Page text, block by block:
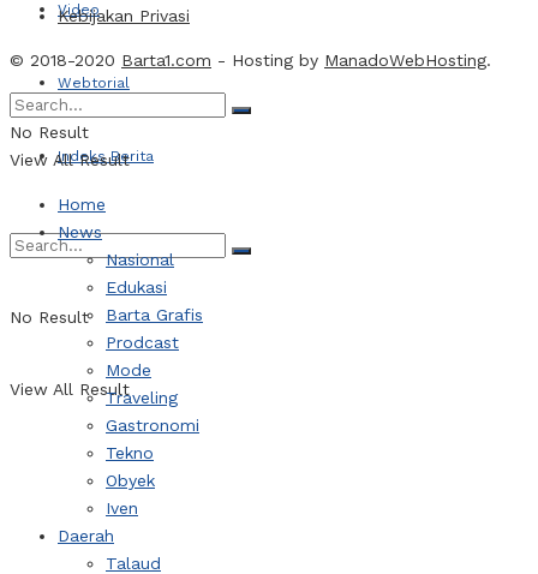
Video
Webtorial
Indeks Berita
No Result
View All Result
Kebijakan Privasi
© 2018-2020 Barta1.com - Hosting by ManadoWebHosting.
No Result
View All Result
Home
News
Nasional
Edukasi
Barta Grafis
Prodcast
Mode
Traveling
Gastronomi
Tekno
Obyek
Iven
Daerah
Talaud